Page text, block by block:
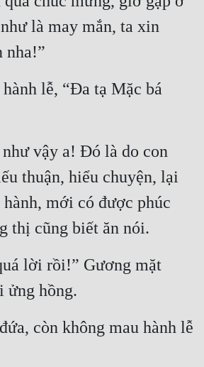
là may mắn, ta xin
nha!”
lễ, “Đa tạ Mặc bá
vậy a! Đó là do con
thuận, hiểu chuyện, lại
hành, mới có được phúc
thị cũng biết ăn nói.
lời rồi!” Gương mặt
ửng hồng.
còn không mau hành lễ